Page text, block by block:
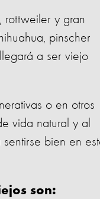
rottweiler y gran
pinscher
a ser viejo
o en otros
vida natural y al
bien en
son: